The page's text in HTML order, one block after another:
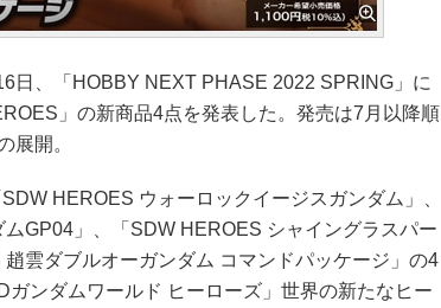
、「HOBBY NEXT PHASE 2022 SPRING」に
」の新商品4点を発表した。発売は7月以降順
展開。
HEROES ウォーロックイージスガンダム」、
ムGP04」、「SDW HEROES シャイングラスパー
雲ダブルオーガンダム コマンドパッケージ」の4
ガンダムワールド ヒーローズ」世界の新たなヒー